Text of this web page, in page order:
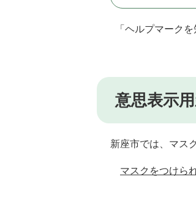
「ヘルプマークを知
意思表示
新座市では、マス
マスクをつけら